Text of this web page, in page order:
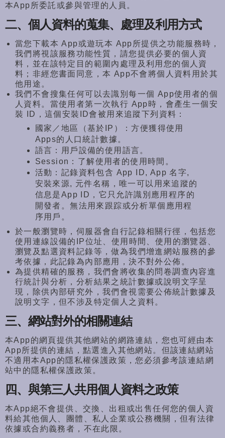
本App所委託或參與管理的人員。
二、個人資料的蒐集、處理及利用方式
當您下載本 App或遊玩本 App所提供之功能服務時，
我們將視該服務功能性質， 請您提供必要的個人資
料， 並在該特定目的範圍內處理及利用您的個人資
料；非經您書面同意， 本 App不會將個人資料用於其
他用途。
我們不會搜集任何可以去識別每一個 App使用者的個
人資料。當使用者第一次執行 App時，會產生一個安
裝 ID，這個安裝ID會被用來追蹤下列資料：
國家／地區（基於IP）：方便獲得使用
Apps的人口統計數據。
語言：用戶設備的使用語言。
Session：了解使用者的使用時間。
活動：記錄資料包含 App ID, App 名字,
安裝來源, 元件名稱，唯一可以用來追蹤的
信息是App ID，它只允許識別應用程序的
開發者。無法用來跟踪或分析單個應用程
序用戶。
於一般瀏覽時，伺服器會自行記錄相關行徑， 包括您
使用連線設備的 IP位址、使用時間、使用的瀏覽器、
瀏覽及點選資料記錄等，做為我們增進網站服務的參
考依據， 此記錄為內部應用，決不對外公佈。
為提供精確的服務，我們會將收集的問卷調查內容進
行統計與分析， 分析結果之統計數據或說明文字呈
現，除供內部研究外， 我們會視需要公佈統計數據及
說明文字，但不涉及特定個人之資料。
三、網站對外的相關連結
本App的網頁提供其他網站的網路連結， 您也可經由本
App所提供的連結，點選進入其他網站。 但該連結網站
不適用本App的隱私權保護政策，您必須參考該連結網
站中的隱私權保護政策。
四、與第三人共用個人資料之政策
本App絕不會提供、交換、 出租或出售任何您的個人資
料給其他個人、團體、 私人企業或公務機關，但有法律
依據或合約義務者，不在此限。